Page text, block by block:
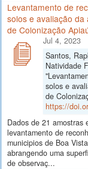
Levantamento de
solos e avaliação
de Colonização
Jul 4, 2023
Santos,
Natividade
solos e
de
https://
Dados de 21 amostras
levantamento de
municipios de Boa
abrangendo uma
de observaç...